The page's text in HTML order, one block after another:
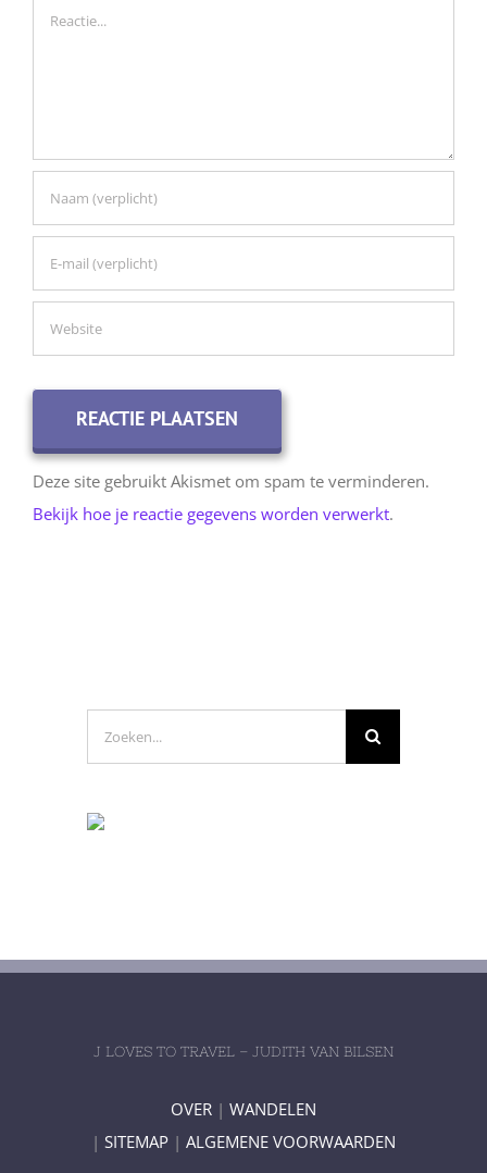
Reactie
Deze site gebruikt Akismet om spam te verminderen.
Bekijk hoe je reactie gegevens worden verwerkt.
naar:
J LOVES TO TRAVEL – JUDITH VAN BILSEN
OVER | WANDELEN
| SITEMAP | ALGEMENE VOORWAARDEN